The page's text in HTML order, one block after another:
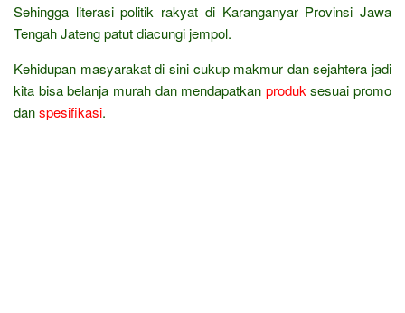
Sehingga literasi politik rakyat di Karanganyar Provinsi Jawa
Tengah Jateng patut diacungi jempol.
Kehidupan masyarakat di sini cukup makmur dan sejahtera jadi
kita bisa belanja murah dan mendapatkan produk sesuai promo
danspesifikasi.